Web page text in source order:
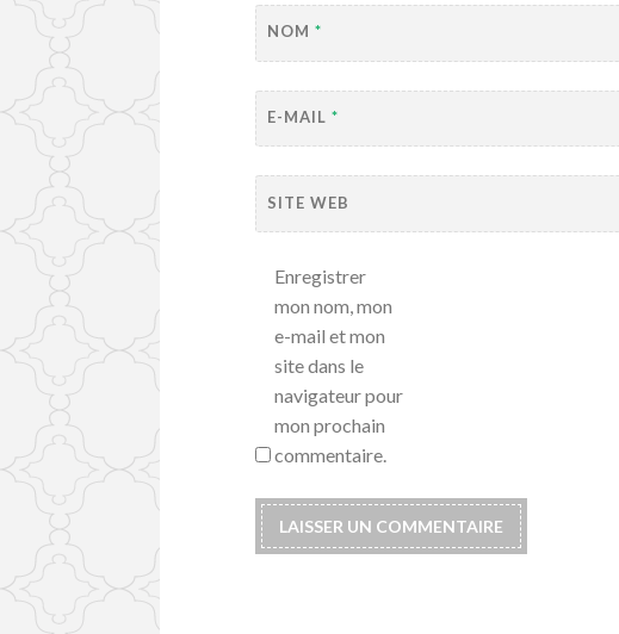
NOM*
E-MAIL*
SITE WEB
Enregistrer
mon nom, mon
e-mail et mon
site dans le
navigateur pour
mon prochain
commentaire.